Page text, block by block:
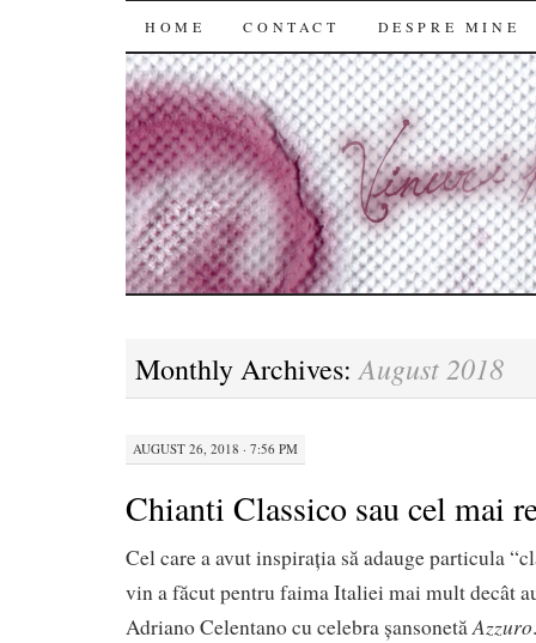
SKIP
TO
CONTENT
HOME CONTACT DESPRE MINE
Monthly Archives:August 2018
AUGUST 26, 2018 · 7:56 PM
Chianti Classico sau cel mai
Cel care a avut inspirația să adauge particula
vin a făcut pentru faima Italiei mai mult decât
Adriano Celentano cu celebra șansonetăAzzuro